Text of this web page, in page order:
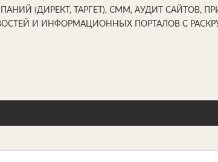
(ДИРЕКТ, ТАРГЕТ), СММ, АУДИТ САЙТОВ,
И ИНФОРМАЦИОННЫХ ПОРТАЛОВ С